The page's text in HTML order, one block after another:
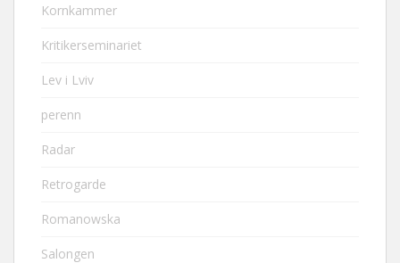
Kornkammer
Kritikerseminariet
Lev i Lviv
perenn
Radar
Retrogarde
Romanowska
Salongen